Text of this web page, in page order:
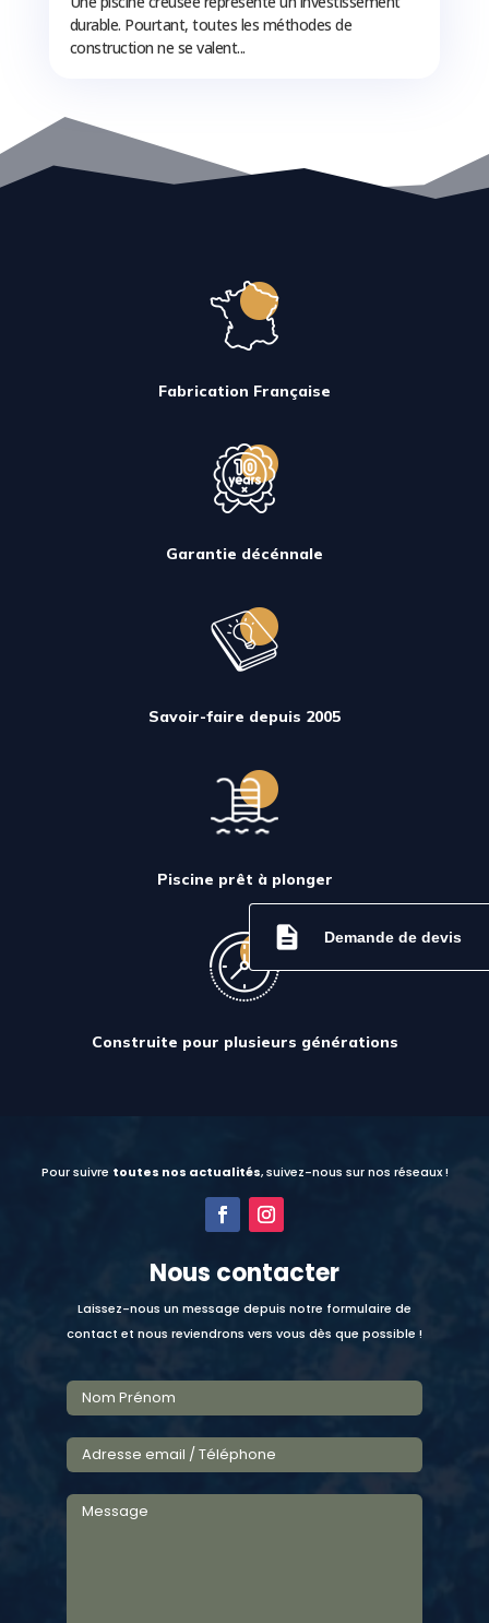
description Demande de devis
durable. Pourtant, toutes les méthodes de
construction ne se valent...
Fabrication Française
Garantie décénnale
Savoir-faire depuis 2005
Piscine prêt à plonger
Construite pour plusieurs générations
Pour suivre toutes nos actualités, suivez-nous sur nos réseaux !
Nous contacter
Laissez-nous un message depuis notre formulaire de
contact et nous reviendrons vers vous dès que possible !